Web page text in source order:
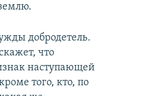
добродетель.
что
наступающей
того, кто, по